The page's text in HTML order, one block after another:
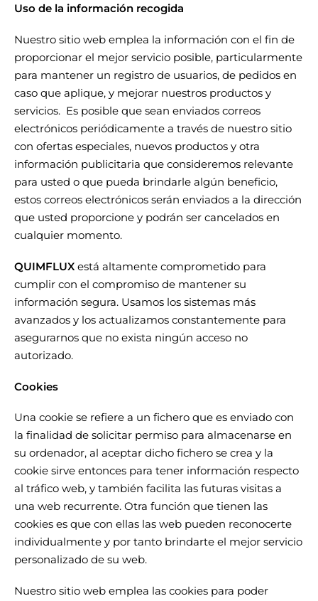
Uso de la información recogida
Nuestro sitio web emplea la información con el fin de
proporcionar el mejor servicio posible, particularmente
para mantener un registro de usuarios, de pedidos en
caso que aplique, y mejorar nuestros productos y
servicios. Es posible que sean enviados correos
electrónicos periódicamente a través de nuestro sitio
con ofertas especiales, nuevos productos y otra
información publicitaria que consideremos relevante
para usted o que pueda brindarle algún beneficio,
estos correos electrónicos serán enviados a la dirección
que usted proporcione y podrán ser cancelados en
cualquier momento.
QUIMFLUX está altamente comprometido para
cumplir con el compromiso de mantener su
información segura. Usamos los sistemas más
avanzados y los actualizamos constantemente para
asegurarnos que no exista ningún acceso no
autorizado.
Cookies
Una cookie se refiere a un fichero que es enviado con
la finalidad de solicitar permiso para almacenarse en
su ordenador, al aceptar dicho fichero se crea y la
cookie sirve entonces para tener información respecto
al tráfico web, y también facilita las futuras visitas a
una web recurrente. Otra función que tienen las
cookies es que con ellas las web pueden reconocerte
individualmente y por tanto brindarte el mejor servicio
personalizado de su web.
Nuestro sitio web emplea las cookies para poder